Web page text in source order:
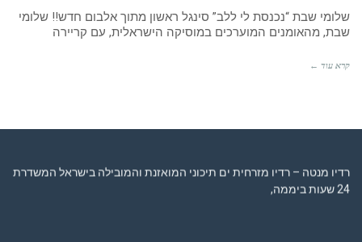
שלומי שבת “נכנסת לי ללב” סינגל ראשון מתוך אלבום חדש!! שלומי
שבת, מהאומנים המוערכים במוסיקה הישראלית, עם קריירה
קרא עוד ←
רדיו מנטה – רדיו מזרחית ים תיכוני המואזנת והמובילה בישראל המשדרת
24 שעות ביממה,